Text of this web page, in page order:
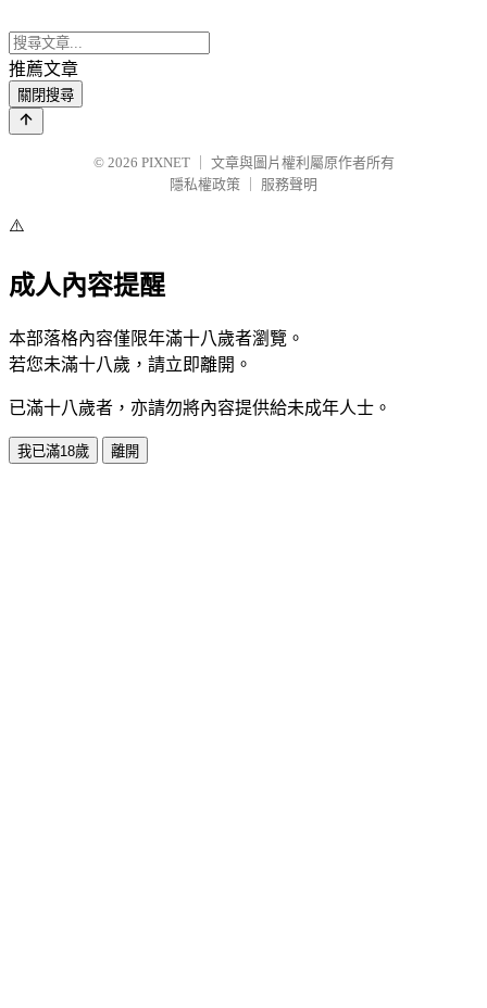
推薦文章
關閉搜尋
© 2026 PIXNET
文章與圖片權利屬原作者所有
隱私權政策
服務聲明
⚠️
成人內容提醒
本部落格內容僅限年滿十八歲者瀏覽。
若您未滿十八歲，請立即離開。
已滿十八歲者，亦請勿將內容提供給未成年人士。
我已滿18歲 離開